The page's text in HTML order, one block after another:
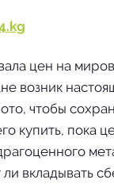
цен на
возник
чтобы
купить, пока
ли вкладывать